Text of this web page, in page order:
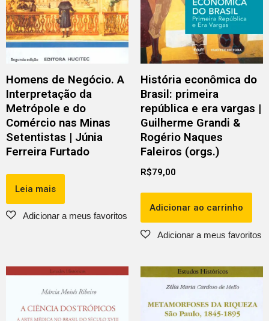
Homens de Negócio. A
Interpretação da
Metrópole e do
Comércio nas Minas
Setentistas | Júnia
Ferreira Furtado
Leia mais
História econômica do
Brasil: primeira
república e era vargas |
Guilherme Grandi &
Rogério Naques
Faleiros (orgs.)
R$79,00
Adicionar ao carrinho